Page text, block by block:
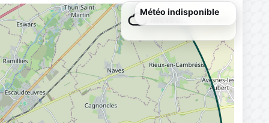
Météo…Chargement